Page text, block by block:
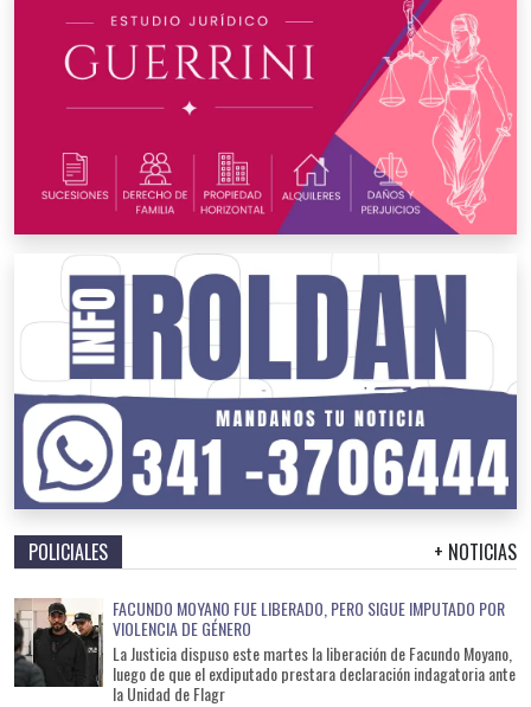
POLICIALES + NOTICIAS
FACUNDO MOYANO FUE LIBERADO, PERO SIGUE IMPUTADO POR
VIOLENCIA DE GÉNERO
La Justicia dispuso este martes la liberación de Facundo Moyano,
luego de que el exdiputado prestara declaración indagatoria ante
la Unidad de Flagr